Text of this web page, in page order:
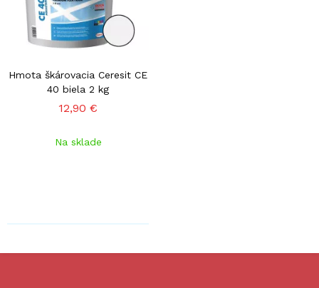
Hmota škárovacia Ceresit CE
40 biela 2 kg
12,90 €
Na sklade